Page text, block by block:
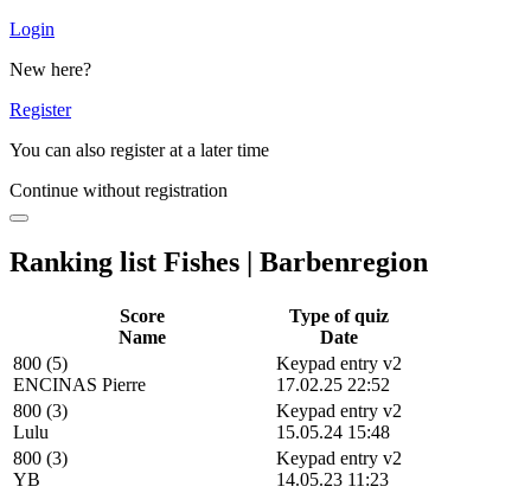
Login
New here?
Register
You can also register at a later time
Continue without registration
Ranking list Fishes | Barbenregion
Score
Name
Type of quiz
Date
800 (5)
ENCINAS Pierre
Keypad entry v2
17.02.25 22:52
800 (3)
Lulu
Keypad entry v2
15.05.24 15:48
800 (3)
YB
Keypad entry v2
14.05.23 11:23